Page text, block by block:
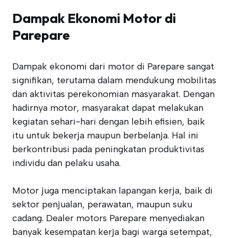
Dampak Ekonomi Motor di
Parepare
Dampak ekonomi dari motor di Parepare sangat
signifikan, terutama dalam mendukung mobilitas
dan aktivitas perekonomian masyarakat. Dengan
hadirnya motor, masyarakat dapat melakukan
kegiatan sehari-hari dengan lebih efisien, baik
itu untuk bekerja maupun berbelanja. Hal ini
berkontribusi pada peningkatan produktivitas
individu dan pelaku usaha.
Motor juga menciptakan lapangan kerja, baik di
sektor penjualan, perawatan, maupun suku
cadang. Dealer motors Parepare menyediakan
banyak kesempatan kerja bagi warga setempat,